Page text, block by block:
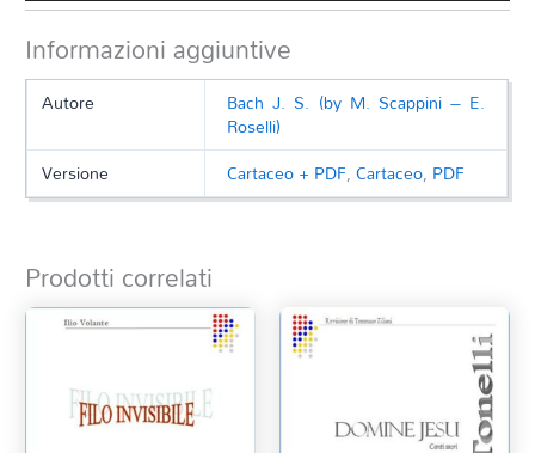
Informazioni aggiuntive
Autore Bach J. S. (by M. Scappini – E.
Roselli)
Versione
Cartaceo + PDF,Cartaceo, PDF
Prodotti correlati